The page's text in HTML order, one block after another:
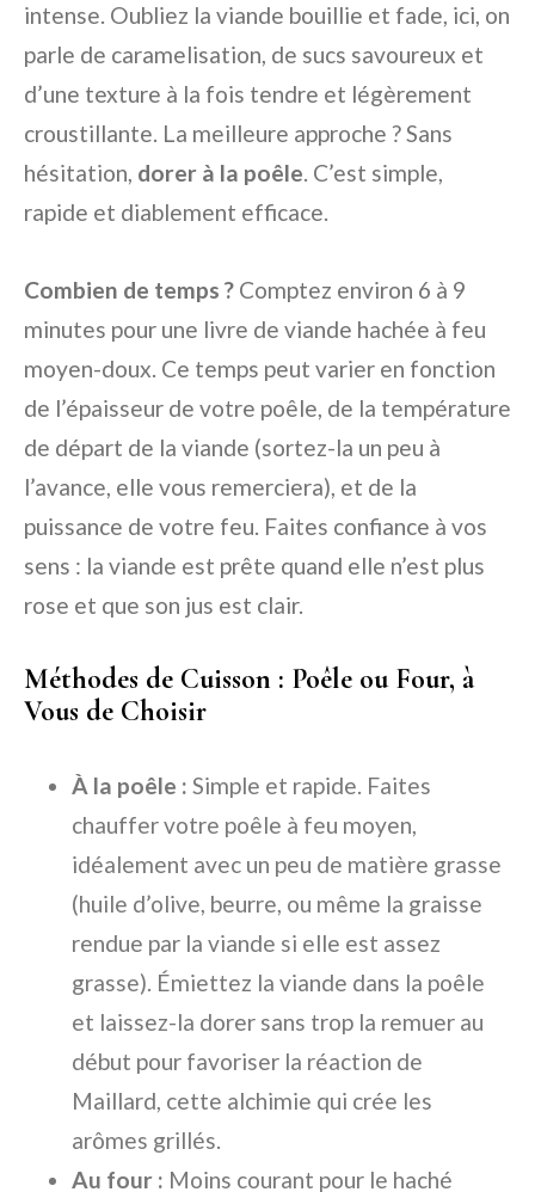
intense. Oubliez la viande bouillie et fade, ici, on
parle de caramelisation, de sucs savoureux et
d’une texture à la fois tendre et légèrement
croustillante. La meilleure approche ? Sans
hésitation, dorer à la poêle. C’est simple,
rapide et diablement efficace.
Combien de temps ? Comptez environ 6 à 9
minutes pour une livre de viande hachée à feu
moyen-doux. Ce temps peut varier en fonction
de l’épaisseur de votre poêle, de la température
de départ de la viande (sortez-la un peu à
l’avance, elle vous remerciera), et de la
puissance de votre feu. Faites confiance à vos
sens : la viande est prête quand elle n’est plus
rose et que son jus est clair.
Méthodes de Cuisson : Poêle ou Four, à
Vous de Choisir
À la poêle : Simple et rapide. Faites
chauffer votre poêle à feu moyen,
idéalement avec un peu de matière grasse
(huile d’olive, beurre, ou même la graisse
rendue par la viande si elle est assez
grasse). Émiettez la viande dans la poêle
et laissez-la dorer sans trop la remuer au
début pour favoriser la réaction de
Maillard, cette alchimie qui crée les
arômes grillés.
Au four : Moins courant pour le haché